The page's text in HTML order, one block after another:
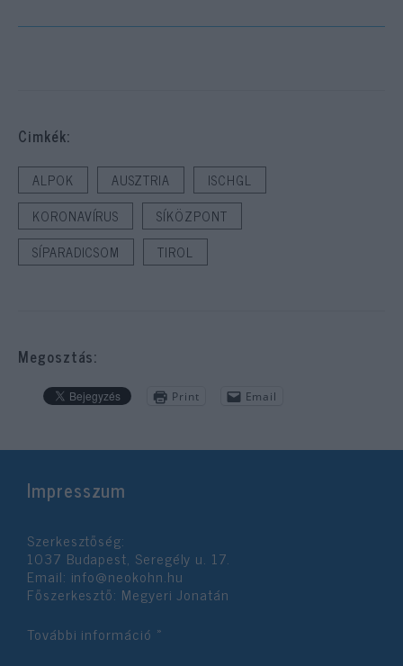
Cimkék:
ALPOK AUSZTRIA
ISCHGL
KORONAVÍRUS
SÍKÖZPONT
SÍPARADICSOM
TIROL
Megosztás:
Print Email
Impresszum
Szerkesztőség:
1037 Budapest, Seregély u. 17.
Email: info@neokohn.hu
Főszerkesztő: Megyeri Jonatán
További információ »